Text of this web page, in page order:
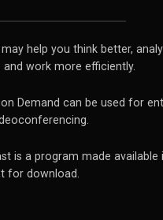
may help you think better,
and work more efficiently.
Demand can be used for
is a program made available
for download.